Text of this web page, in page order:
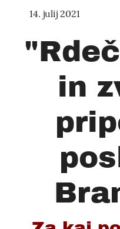
14. julij 2021
in